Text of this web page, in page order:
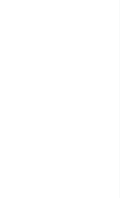
“Verbale
dal punto
di
almeno